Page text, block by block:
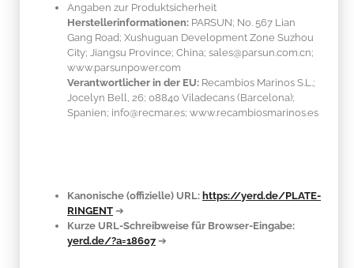
Angaben zur Produktsicherheit
Herstellerinformationen: PARSUN; No. 567 Lian
Gang Road; Xushuguan Development Zone Suzhou
City; Jiangsu Province; China; sales@parsun.com.cn;
www.parsunpower.com
Verantwortlicher in der EU: Recambios Marinos S.L.;
Jocelyn Bell, 26; 08840 Viladecans (Barcelona);
Spanien; info@recmar.es; www.recambiosmarinos.es
Kanonische (offizielle) URL: https://yerd.de/PLATE-
RINGENT ➔
Kurze URL-Schreibweise für Browser-Eingabe:
yerd.de/?a=18607 ➔